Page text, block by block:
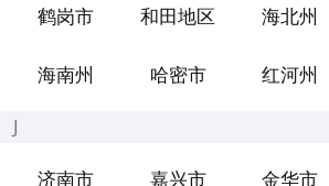
鹤岗市 和田地区 海北州
海南州 哈密市 红河州
J
济南市 嘉兴市 金华市